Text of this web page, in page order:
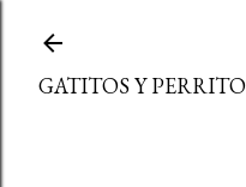
GATITOS Y